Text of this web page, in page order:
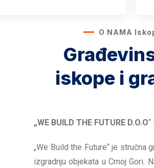
O NAMA
iskope i
„WE BUILD THE FUTURE D.O.O
„We Build the Future“ je
izgradnju objekata u Crnoj Gori.